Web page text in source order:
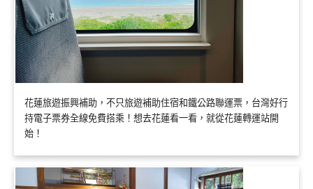
花蓮旅遊振興補助，不只旅遊補助住宿和鐵公路聯運票，台灣好行
持電子票券全線免費搭乘！想去花蓮看一看，就從花蓮轉運站開
始！